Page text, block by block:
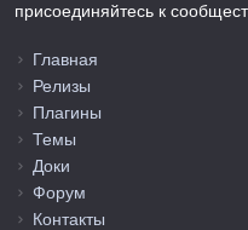
присоединяйтесь к
Главная
Релизы
Плагины
Темы
Доки
Форум
Контакты